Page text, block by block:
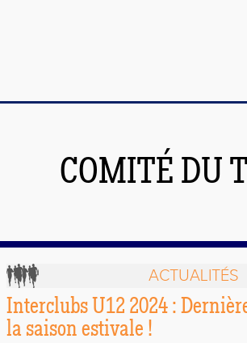
COMITÉ DU
ACTUALITÉS
Interclubs U12 2024 :
la saison estivale !